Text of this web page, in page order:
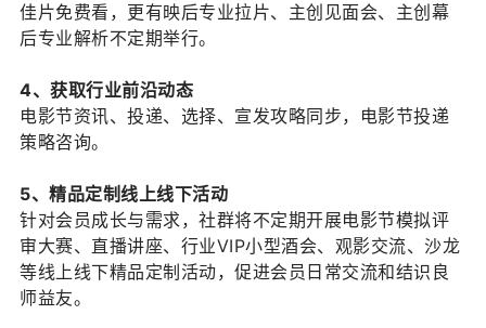
佳片免费看，更有映后专业拉片、主创见面会、主创幕
后专业解析不定期举行。
4、获取行业前沿动态
电影节资讯、投递、选择、宣发攻略同步，电影节投递
策略咨询。
5、精品定制线上线下活动
针对会员成长与需求，社群将不定期开展电影节模拟评
审大赛、直播讲座、行业VIP小型酒会、观影交流、沙龙
等线上线下精品定制活动，促进会员日常交流和结识良
师益友。